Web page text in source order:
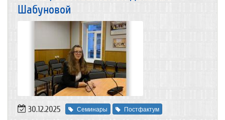
Шабуновой
30.12.2025 Семинары Постфактум